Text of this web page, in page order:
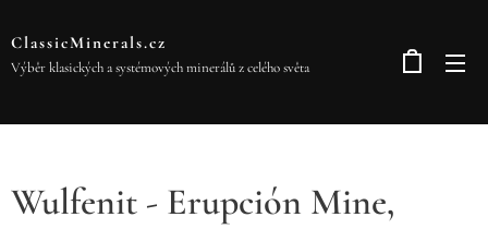
ClassicMinerals.cz
Výběr klasických a systémových minerálů z celého světa
Wulfenit - Erupción Mine,